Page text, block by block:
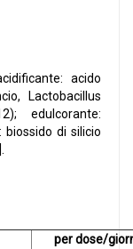
acido
Lactobacillus
edulcorante:
di silicio
per dose/